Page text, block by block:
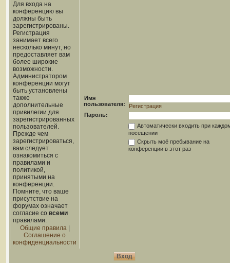
Для входа на
конференцию вы
должны быть
зарегистрированы.
Регистрация
занимает всего
несколько минут, но
предоставляет вам
более широкие
возможности.
Администратором
конференции могут
быть установлены
также
дополнительные
привилегии для
зарегистрированных
пользователей.
Прежде чем
зарегистрироваться,
вам следует
ознакомиться с
правилами и
политикой,
принятыми на
конференции.
Помните, что ваше
присутствие на
форумах означает
согласие со всеми
правилами.
Общие правила|
Соглашение о
конфиденциальности
Имя
пользователя:
Регистрация
Пароль:
Автоматически входить при
посещении
Скрыть моё пребывание на
конференции в этот раз